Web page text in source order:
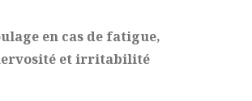
en cas de fatigue,
et irritabilité